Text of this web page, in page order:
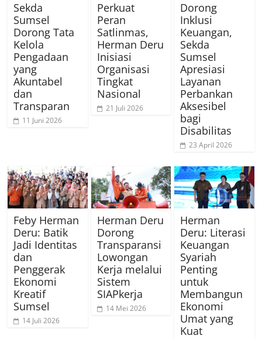
Sekda
Sumsel
Dorong Tata
Kelola
Pengadaan
yang
Akuntabel
dan
Transparan
11 Juni 2026
Perkuat
Peran
Satlinmas,
Herman Deru
Inisiasi
Organisasi
Tingkat
Nasional
21 Juli 2026
Dorong
Inklusi
Keuangan,
Sekda
Sumsel
Apresiasi
Layanan
Perbankan
Aksesibel
bagi
Disabilitas
23 April 2026
Feby Herman
Deru: Batik
Jadi Identitas
dan
Penggerak
Ekonomi
Kreatif
Sumsel
14 Juli 2026
Herman Deru
Dorong
Transparansi
Lowongan
Kerja melalui
Sistem
SIAPkerja
14 Mei 2026
Herman
Deru: Literasi
Keuangan
Syariah
Penting
untuk
Membangun
Ekonomi
Umat yang
Kuat